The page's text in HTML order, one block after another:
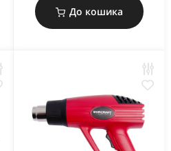
До кошика